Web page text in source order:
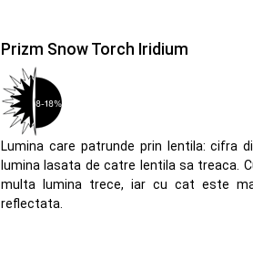
Prizm Snow Torch Iridium
Lumina care patrunde prin lentila: cifra
lumina lasata de catre lentila sa treaca.
multa lumina trece, iar cu cat este
reflectata.